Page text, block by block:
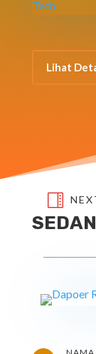
Lihat
